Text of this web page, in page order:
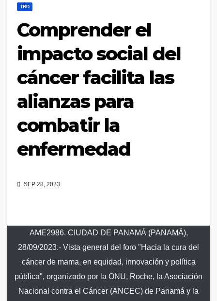
TRD
Comprender el
impacto social del
cáncer facilita las
alianzas para
combatir la
enfermedad
SEP 28, 2023
AME2986. CIUDAD DE PANAMÁ (PANAMÁ),
28/09/2023.- Vista general del foro "Hacia la cura del
cáncer de mama, en equidad, innovación y política
pública", organizado por la ONU, Roche, la Asociación
Nacional contra el Cáncer (ANCEC) de Panamá y la